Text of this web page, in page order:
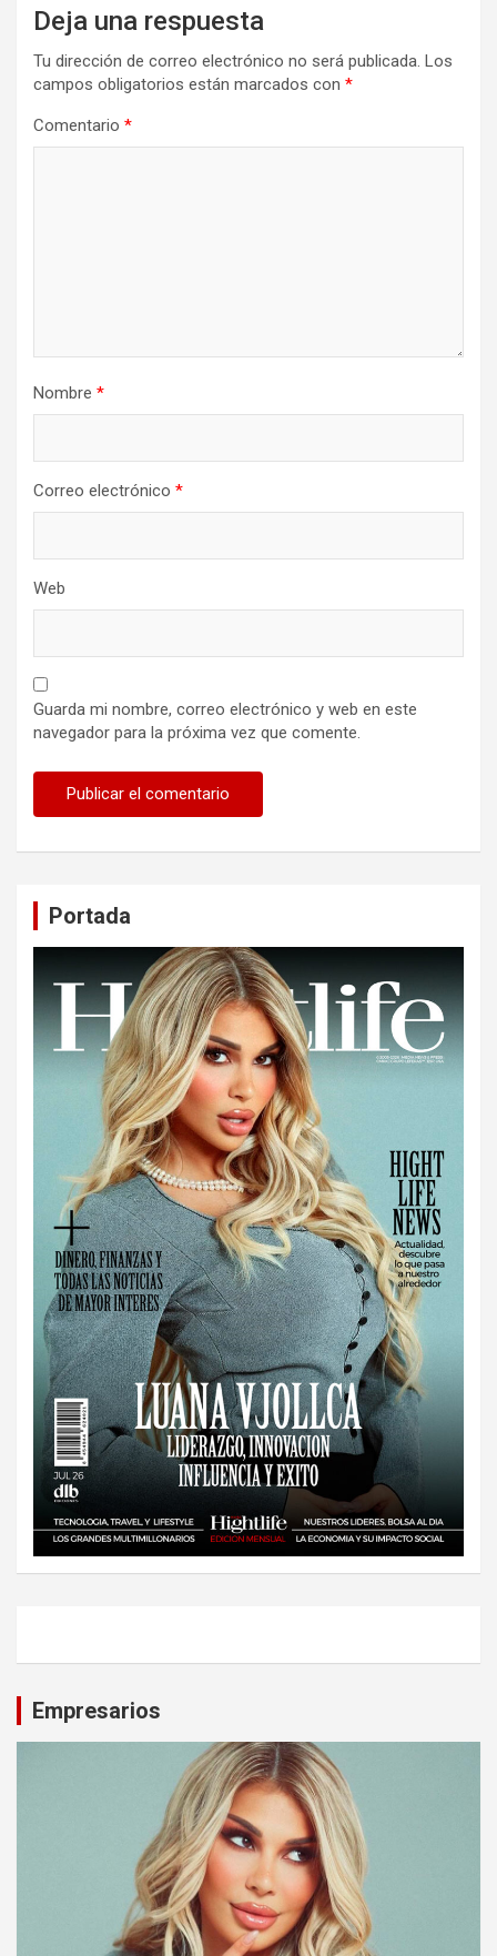
Deja una respuesta
Tu dirección de correo electrónico no será publicada. Los
campos obligatorios están marcados con *
Comentario *
Nombre *
Correo electrónico *
Web
Guarda mi nombre, correo electrónico y web en este
navegador para la próxima vez que comente.
Portada
Empresarios